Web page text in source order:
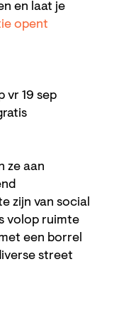
en laat je
opent
vr 19 sep
ze aan
zijn van social
volop ruimte
een borrel
street